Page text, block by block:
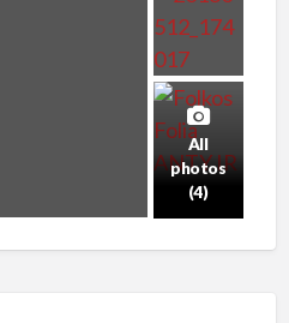
All
photos
(4)